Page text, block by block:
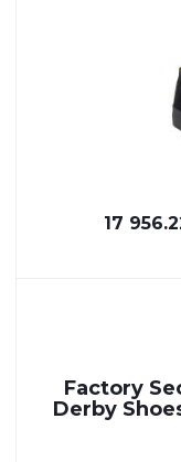
17
Factory
Derby